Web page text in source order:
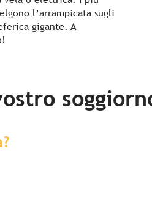
l’arrampicata sugli
gigante. A